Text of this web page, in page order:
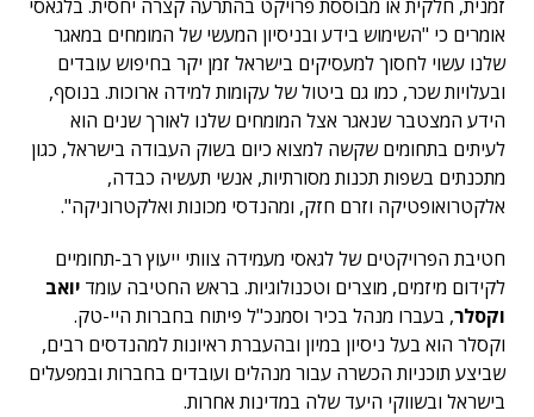
זמנית, חלקית או מבוססת פרויקט בהתרעה קצרה יחסית. בלגאסי
אומרים כי "השימוש בידע ובניסיון המעשי של המומחים במאגר
שלנו עשוי לחסוך למעסיקים בישראל זמן יקר בחיפוש עובדים
ובעלויות שכר, כמו גם ביטול של עקומות למידה ארוכות. בנוסף,
הידע המצטבר שנאגר אצל המומחים שלנו לאורך שנים הוא
לעיתים בתחומים שקשה למצוא כיום בשוק העבודה בישראל, כגון
מתכנתים בשפות תכנות מסורתיות, אנשי תעשיה כבדה,
אלקטרואופטיקה וזרם חזק, ומהנדסי מכונות ואלקטרוניקה".
חטיבת הפרויקטים של לגאסי מעמידה צוותי ייעוץ רב-תחומיים
לקידום מיזמים, מוצרים וטכנולוגיות. בראש החטיבה עומד יואב
וקסלר, בעברו מנהל בכיר וסמנכ"ל פיתוח בחברות היי-טק.
וקסלר הוא בעל ניסיון במיון ובהעברת ראיונות למהנדסים רבים,
שביצע תוכניות הכשרה עבור מנהלים ועובדים בחברות ובמפעלים
בישראל ובשווקי היעד שלה במדינות אחרות.